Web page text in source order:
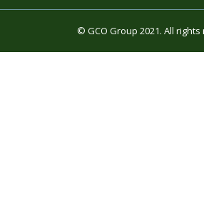
© GCO Group 2021. All